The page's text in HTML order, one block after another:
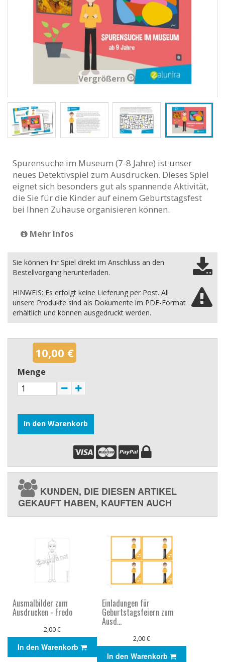
Vergrößern
Spurensuche im Museum (7-8 Jahre) ist unser
neues Detektivspiel zum Ausdrucken. Dieses Spiel
eignet sich besonders gut als spannende Aktivität,
die Sie für die Kinder auf einem Geburtstagsfest
bei Ihnen Zuhause organisieren können.
Mehr Infos
Sie können Ihr Spiel direkt im Anschluss an den
Bestellvorgang herunterladen.
HINWEIS: Es erfolgt keine Lieferung per Post. All
unsere Produkte sind als Dokumente im PDF-Format
erhältlich und können ausgedruckt werden.
10,00 €
Menge
In den Warenkorb
KUNDEN, DIE DIESEN ARTIKEL
GEKAUFT HABEN, KAUFTEN AUCH
Ausmalbilder zum
Ausdrucken - Fredo
2,00 €
In den Warenkorb
Einladungen für
Geburtstagsfeiern zum
Ausd...
2,00 €
In den Warenkorb